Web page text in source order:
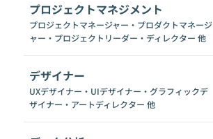
プロジェクトマネジメント
プロジェクトマネージャー・プロダクトマネージ
ャー・プロジェクトリーダー・ディレクター 他
デザイナー
UXデザイナー・UIデザイナー・グラフィックデ
ザイナー・アートディレクター 他